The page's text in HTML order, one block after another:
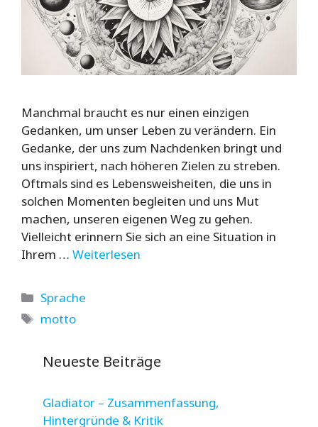
Manchmal braucht es nur einen einzigen
Gedanken, um unser Leben zu verändern. Ein
Gedanke, der uns zum Nachdenken bringt und
uns inspiriert, nach höheren Zielen zu streben.
Oftmals sind es Lebensweisheiten, die uns in
solchen Momenten begleiten und uns Mut
machen, unseren eigenen Weg zu gehen.
Vielleicht erinnern Sie sich an eine Situation in
Ihrem … Weiterlesen
Kategorien
Sprache
Schlagwörter
motto
Neueste Beiträge
Gladiator – Zusammenfassung,
Hintergründe & Kritik